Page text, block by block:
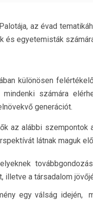
az évad
és egyetemisták
különösen
számára
generációt.
az alábbi
látnak maguk
illetve a társadalom
egy válság idején,